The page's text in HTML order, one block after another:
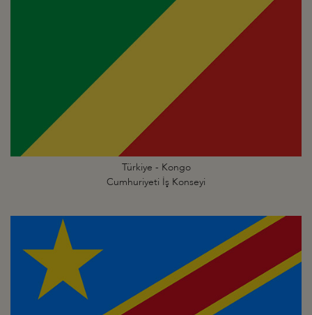
Türkiye - Kongo
Cumhuriyeti İş Konseyi